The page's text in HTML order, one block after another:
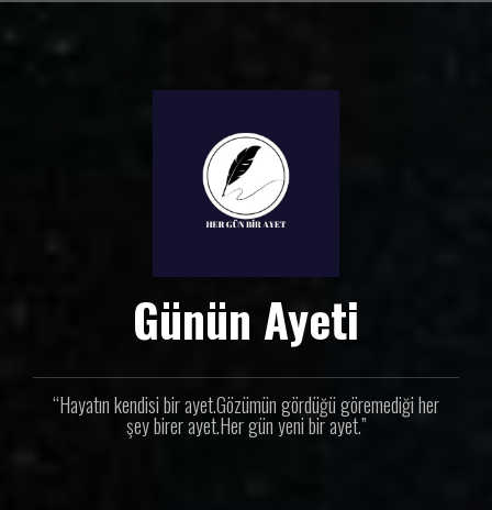
Günün Ayeti
“Hayatın kendisi bir ayet.Gözümün gördüğü göremediği her
şey birer ayet.Her gün yeni bir ayet.”